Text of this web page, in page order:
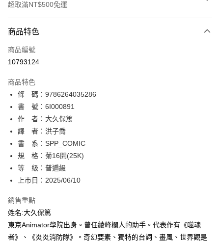
超取滿NT$500免運
信用卡一次付款
超商取貨付款
相關說明
【關於「AFTEE先享後付」】
AFTEE先享後付是「在收到商品之後才付款」的支付方式。 讓您購物簡單
便利好安心！
１．簡單：不需註冊會員、不需綁卡、不需儲值。
２．便利：只要手機號碼，簡訊認證，即可結帳。
３．安心：先確認商品／服務後，再付款。
【「AFTEE先享後付」結帳流程】
１．於結帳方式選擇「AFTEE先享後付」後，將跳轉至「AFTEE先享後付」
結帳頁面，進行簡訊認證並確認金額後，即可完成結帳。
２．訂單成立數日內，您將收到繳費通知簡訊。
ATM／網路銀行／等多元方式進行付款，方視為交易完成。
※ 請注意：結帳手續完成當下不需立刻繳費，但若您需要取消訂單，請聯絡
購買商品的店家。未經商家同意取消之訂單仍視為有效，需透過AFTEE先享
後付繳納相關費用。
※ 交易是否成功請以「AFTEE先享後付 」之結帳頁面顯示為準，若有關於
ATM付款
運送方式
全家取貨付款
每筆NT$80，滿NT$500(含以上)免運費
付款後全家取貨
每筆NT$80，滿NT$500(含以上)免運費
付款後萊爾富取貨
商品特色
商品編號
10793124
商品特色
條 碼：9786264035286
書 號：6I000891
作 者：大久保篤
譯 者：洪子喬
書 系：SPP_COMIC
規 格：菊16開(25K)
等 級：普遍級
上市日：2025/06/10
銷售重點
姓名:大久保篤
東京Animator學院出身。曾任綾峰欄人的助手。代表作有《噬魂
者》、《炎炎消防隊》。奇幻要素、獨特的台詞、畫風、世界觀是